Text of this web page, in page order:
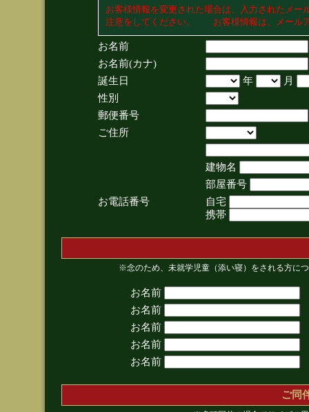
お客様情報を変更された場合は、入力されたメ
注意をしてください。 お客様情報は、メール
お名前
お名前(カナ)
誕生日
年
月
性別
郵便番号
ご住所
建物名
部屋番号
お電話番号
自宅
携帯
※念のため、未就学児童（添い寝）をされる方に
お名前
お名前
お名前
お名前
お名前
ご同